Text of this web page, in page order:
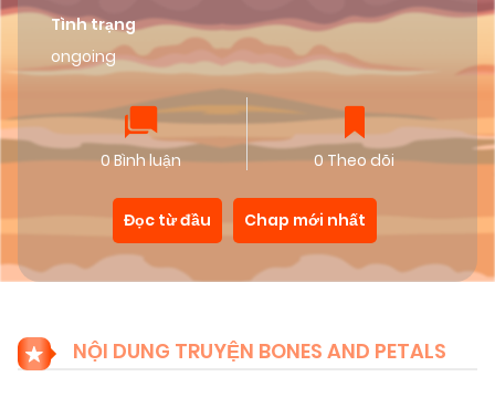
Tình trạng
ongoing
0 Bình luận 0 Theo dõi
Đọc từ đầu Chap mới nhất
NỘI DUNG TRUYỆN BONES AND PETALS